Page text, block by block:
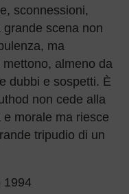
sconnessioni,
scena non
ma
almeno da
dubbi e sospetti. È
non cede alla
morale ma riesce
tripudio di un
1994